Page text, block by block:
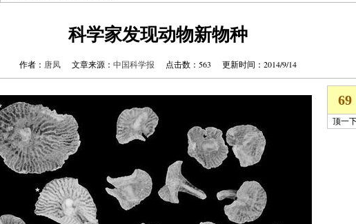
科学家发现动物新物种
作者： 唐凤 文章来源： 中国科学报 点击数： 563 更新时间：2014/9/14